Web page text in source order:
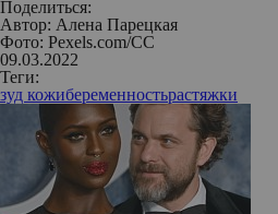
Поделиться:
Автор: Алена Парецкая
Фото: Pexels.com/CC
09.03.2022
Теги:
зуд кожибеременностьрастяжки